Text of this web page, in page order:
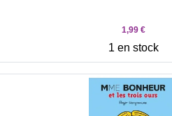
1,99 €
1 en stock